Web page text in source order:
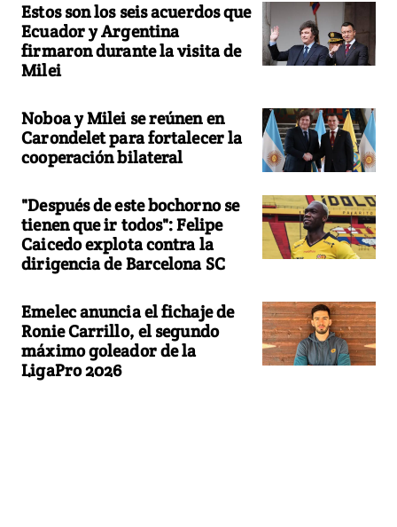
Estos son los seis acuerdos que
Ecuador y Argentina
firmaron durante la visita de
Milei
Noboa y Milei se reúnen en
Carondelet para fortalecer la
cooperación bilateral
"Después de este bochorno se
tienen que ir todos": Felipe
Caicedo explota contra la
dirigencia de Barcelona SC
Emelec anuncia el fichaje de
Ronie Carrillo, el segundo
máximo goleador de la
LigaPro 2026